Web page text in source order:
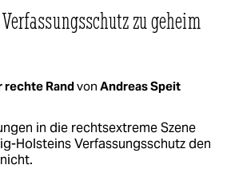
zu geheim
rechte Randvon Andreas Speit
in die rechtsextreme Szene
Holsteins Verfassungsschutz den